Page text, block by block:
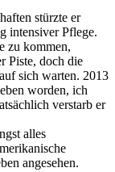
stürzte er
intensiver Pflege.
zu kommen,
Piste, doch die
sich warten. 2013
worden, ich
verstarb er
alles
angesehen.